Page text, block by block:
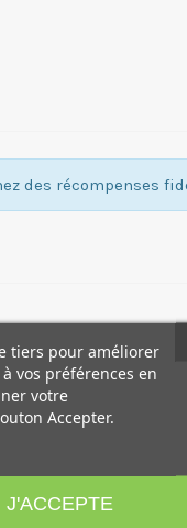
des récompenses
-
tiers pour améliorer
vos préférences en
votre
Accepter.
J'ACCEPTE